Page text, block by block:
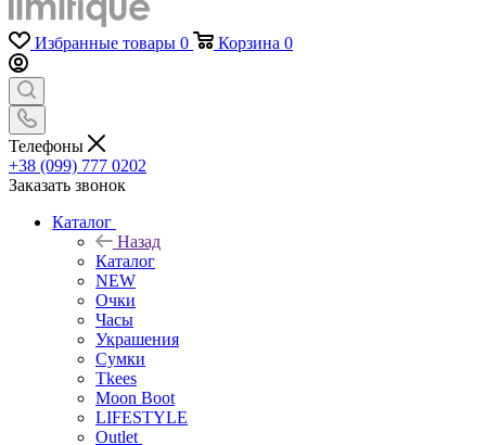
Избранные товары 0 Корзина 0
Телефоны
+38 (099) 777 0202
Заказать звонок
Каталог
Назад
Каталог
NEW
Очки
Часы
Украшения
Сумки
Tkees
Moon Boot
LIFESTYLE
Outlet